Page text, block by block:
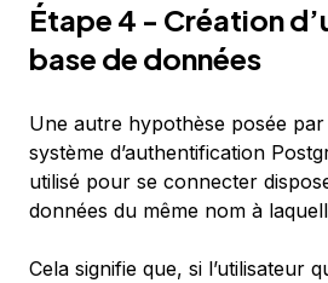
Étape 4 - Création
base de données
Une autre hypothèse posée
système d’authentification
utilisé pour se connecter
données du même nom à
Cela signifie que, si l’utilisateur